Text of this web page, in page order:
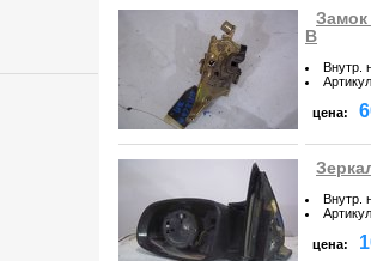
Замок
B
Внутр.
Артикул
цена:
Внутр.
Артикул
цена: